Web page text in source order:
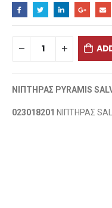
ΝΙΠΤΗΡΑΣ PYRAMIS
023018201 ΝΙΠΤΗΡΑΣ